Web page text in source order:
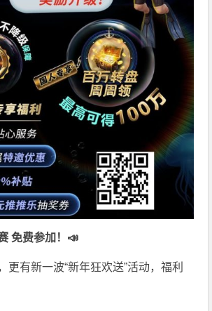
免费参加 ！📣
更有新一波“新年狂欢送”活动，福利